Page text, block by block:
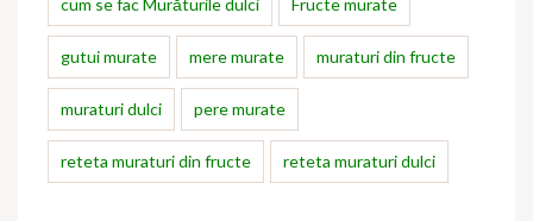
cum se fac Murăturile dulci Fructe murate
gutui murate mere murate muraturi din fructe
muraturi dulci pere murate
reteta muraturi din fructe reteta muraturi dulci